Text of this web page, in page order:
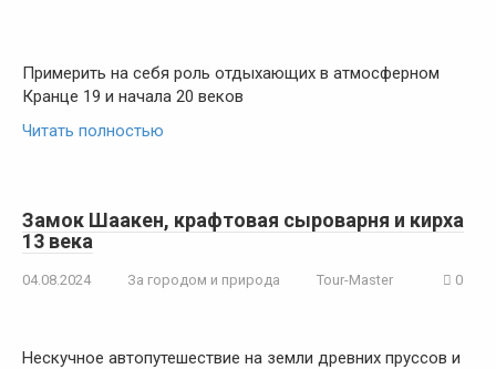
Примерить на себя роль отдыхающих в атмосферном
Кранце 19 и начала 20 веков
Читать полностью
Замок Шаакен, крафтовая сыроварня и кирха
13 века
04.08.2024 За городом и природа Tour-Master 0
Нескучное автопутешествие на земли древних пруссов и